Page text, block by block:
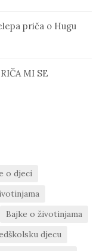
priča o Hugu
MI SE
o djeci
Bajke o životinjama
djecu